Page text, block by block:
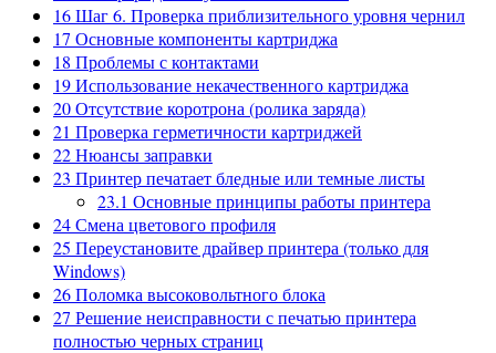
16Шаг 6. Проверка приблизительного уровня чернил
17 Основные компоненты картриджа
18 Проблемы с контактами
19Использование некачественного картриджа
20Отсутствие коротрона (ролика заряда)
21 Проверка герметичности картриджей
22Нюансы заправки
23 Принтер печатает бледные или темные листы
23.1 Основные принципы работы принтера
24Смена цветового профиля
25 Переустановите драйвер принтера (только для
Windows)
26Поломка высоковольтного блока
27 Решение неисправности с печатью принтера
полностью черных страниц